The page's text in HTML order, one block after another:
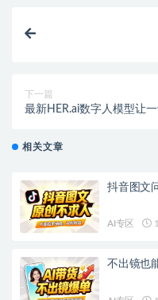
下一篇
最新HER.ai数字人模型让
相关文章
抖音图文
AI专区
不出镜也